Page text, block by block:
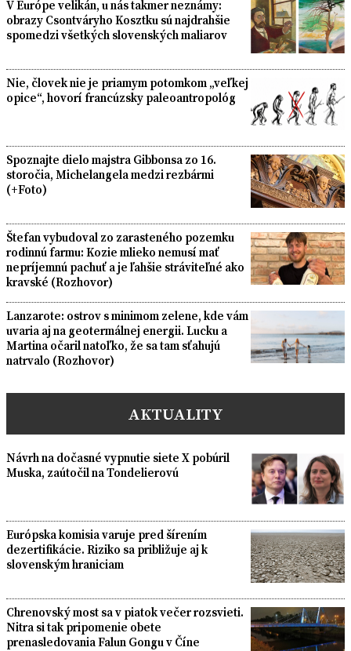
V Európe velikán, u nás takmer neznámy:
obrazy Csontváryho Kosztku sú najdrahšie
spomedzi všetkých slovenských maliarov
Nie, človek nie je priamym potomkom „veľkej
opice“, hovorí francúzsky paleoantropológ
Spoznajte dielo majstra Gibbonsa zo 16.
storočia, Michelangela medzi rezbármi
(+Foto)
Štefan vybudoval zo zarasteného pozemku
rodinnú farmu: Kozie mlieko nemusí mať
nepríjemnú pachuť a je ľahšie stráviteľné ako
kravské (Rozhovor)
Lanzarote: ostrov s minimom zelene, kde vám
uvaria aj na geotermálnej energii. Lucku a
Martina očaril natoľko, že sa tam sťahujú
natrvalo (Rozhovor)
AKTUALITY
Návrh na dočasné vypnutie siete X pobúril
Muska, zaútočil na Tondelierovú
Európska komisia varuje pred šírením
dezertifikácie. Riziko sa približuje aj k
slovenským hraniciam
Chrenovský most sa v piatok večer rozsvieti.
Nitra si tak pripomenie obete
prenasledovania Falun Gongu v Číne